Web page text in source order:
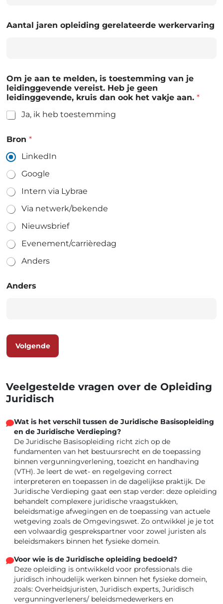
Aantal jaren opleiding gerelateerde werkervaring
Om je aan te melden, is toestemming van je
leidinggevende vereist. Heb je geen
leidinggevende, kruis dan ook het vakje aan. *
Ja, ik heb toestemming
Bron *
LinkedIn
Google
Intern via Lybrae
Via netwerk/bekende
Nieuwsbrief
Evenement/carrièredag
Anders
Anders
Volgende
Veelgestelde vragen over de Opleiding
Juridisch
Wat is het verschil tussen de Juridische Basisopleiding
en de Juridische Verdieping?
De Juridische Basisopleiding richt zich op de
fundamenten van het bestuursrecht en de toepassing
binnen vergunningverlening, toezicht en handhaving
(VTH). Je leert de wet- en regelgeving correct
interpreteren en toepassen in de dagelijkse praktijk. De
Juridische Verdieping gaat een stap verder: deze opleiding
behandelt complexere juridische vraagstukken,
beleidsmatige afwegingen en de toepassing van actuele
wetgeving zoals de Omgevingswet. Zo ontwikkel je je tot
een volwaardig gesprekspartner voor zowel juristen als
beleidsmakers binnen het fysieke domein.
Voor wie is de Juridische opleiding bedoeld?
Deze opleiding is ontwikkeld voor professionals die
juridisch inhoudelijk werken binnen het fysieke domein,
zoals: Overheidsjuristen, Juridisch experts, Juridisch
vergunningverleners/ beleidsmedewerkers en